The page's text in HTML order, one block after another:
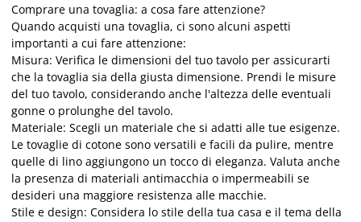
Comprare una tovaglia: a cosa fare attenzione?
Quando acquisti una tovaglia, ci sono alcuni aspetti
importanti a cui fare attenzione:
Misura: Verifica le dimensioni del tuo tavolo per assicurarti
che la tovaglia sia della giusta dimensione. Prendi le misure
del tuo tavolo, considerando anche l'altezza delle eventuali
gonne o prolunghe del tavolo.
Materiale: Scegli un materiale che si adatti alle tue esigenze.
Le tovaglie di cotone sono versatili e facili da pulire, mentre
quelle di lino aggiungono un tocco di eleganza. Valuta anche
la presenza di materiali antimacchia o impermeabili se
desideri una maggiore resistenza alle macchie.
Stile e design: Considera lo stile della tua casa e il tema della